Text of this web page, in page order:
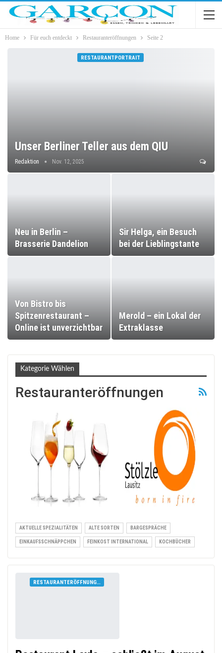
Home Für euch entdeckt Restauranteröffnungen Seite 2
RESTAURANTPORTRAIT
Unser Berliner Teller aus dem QIU
Redaktion Nov. 12, 2025
Neu in Berlin –
Brasserie Dandelion
Sir Helga, ein Besuch
bei der Lieblingstante
Von Bistro bis
Spitzenrestaurant –
Online ist unverzichtbar
Merold – ein Lokal der
Extraklasse
Kategorie Wählen
Restauranteröffnungen
AKTUELLE SPEZIALITÄTEN ALTE SORTEN BARGESPRÄCHE
EINKAUFSSCHNÄPPCHEN FEINKOST INTERNATIONAL KOCHBÜCHER
RESTAURANTERÖFFNUNGEN